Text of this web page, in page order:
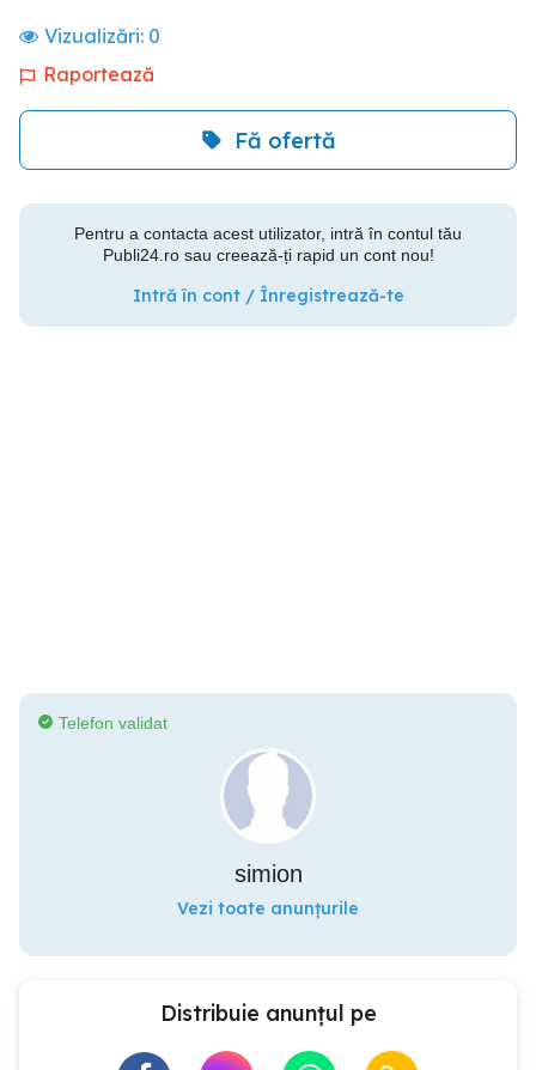
Vizualizări: 0
Raportează
Fă ofertă
Pentru a contacta acest utilizator, intră în contul tău
Publi24.ro sau creează-ți rapid un cont nou!
Intră în cont / Înregistrează-te
Telefon validat
simion
Vezi toate anunțurile
Distribuie anunțul pe